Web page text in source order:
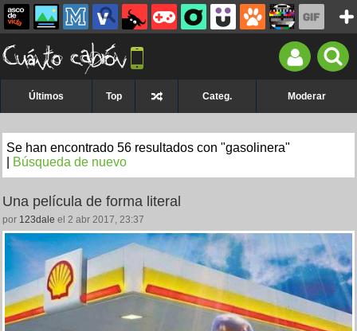
Últimos Top Categ. Moderar
Se han encontrado 56 resultados con "gasolinera"
Búsqueda de nuevo
Una película de forma literal
por 123dale el 2 abr 2017, 23:37